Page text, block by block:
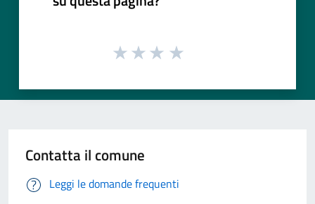
Contatta il comune
Leggi le domande frequenti